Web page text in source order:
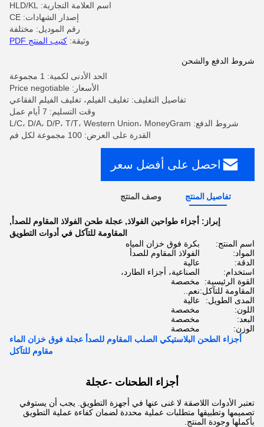
اسم العلامة التجارية: HLD/KL
إصدار الشهادات: CE
رقم الموديل: مختلفة
وثيقة: كتيب المنتج PDF
شروط الدفع والشحن
الحد الأدنى لكمية: 1 مجموعة
الأسعار: Price negotiable
تفاصيل التغليف: تغليف الفيلم، تغليف الفيلم الفقاعي
وقت التسليم: 7 أيام عمل
شروط الدفع: L/C، D/A، D/P، T/T، Western Union، MoneyGram
القدرة على العرض: 100 مجموعة لكل فم
احصل على أفضل سعر
تفاصيل المنتج وصف المنتج
إبراز: أجزاء طواحين الفولاذ, عجلة طحن الفولاذ المقاوم للصدأ ,
المقاومة للتآكل في أدوات التطويق
اسم المنتج:
بكرة فوق خزان المياه
المواد:
الفولاذ المقاوم للصدأ
الدقة:
عالية
استخدام:
الصناعية، أجزاء الطارد،
القوة الرئيسية:
مخصصة
المقاومة للتآكل:نعم..
المدى الطويل:
عالية
اللون:
مخصصة
البعد:
مخصصة
الوزن:
مخصصة
أجزاء الطحن البلاستيكي الصلب المقاوم للصدأ عجلة فوق خزان الماء
مقاوم للتآكل
أجزاء الطحنات -عجلة
تعتبر الأدوات اللاصقة لا غنى عنها في أجهزة التطويق. يجب أن يستوفي
تصميمها وتطبيقها متطلبات عملية محددة لضمان كفاءة عملية التطويق
بأكملها وجودة المنتج.